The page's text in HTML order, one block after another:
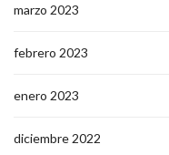
marzo 2023
febrero 2023
enero 2023
diciembre 2022